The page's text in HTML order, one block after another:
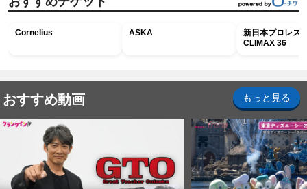
Cornelius ASKA
新日本プロレス
CLIMAX 36
おすすめ動画 もっと見る